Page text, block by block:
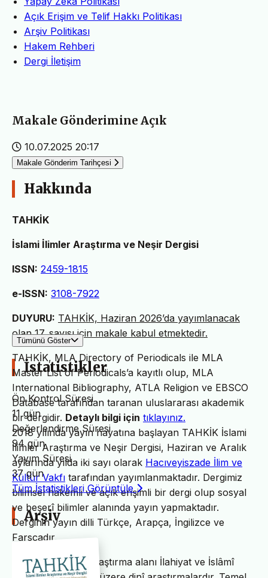
Açık Erişim ve Telif Hakkı Politikası
Arşiv Politikası
Hakem Rehberi
Dergi İletişim
Makale Gönderimine Açık
10.07.2025 20:17
Makale Gönderim Tarihçesi
Hakkında
TAHKİK
İslami İlimler Araştırma ve Neşir Dergisi
ISSN: 2459-1815
e-ISSN: 3108-7922
DUYURU: TAHKİK, Haziran 2026’da yayımlanacak
olan 17. sayısı için makale kabul etmektedir.
TAHKİK, MLA Directory of Periodicals ile MLA
Master List of Periodicals’a kayıtlı olup, MLA
International Bibliography, ATLA Religion ve EBSCO
Database tarafından taranan uluslararası akademik
bir dergidir. Detaylı bilgi için tıklayınız.
2018 yılında yayın hayatına başlayan TAHKİK İslami
İlimler Araştırma ve Neşir Dergisi, Haziran ve Aralık
aylarında yılda iki sayı olarak Hacıveyiszade İlim ve
Kültür Vakfı tarafından yayımlanmaktadır. Dergimiz
bilimsel hakemli ve açık erişimli bir dergi olup sosyal
ve beşerî bilimler alanında yayın yapmaktadır.
Derginin yayın dilli Türkçe, Arapça, İngilizce ve
Farsçadır.
TAHKİK’in temel araştırma alanı İlahiyat ve İslâmî
Tümünü Göster
İstatistikler
Ön Kontrol Süresi
11 gün
Değerlendirme Süresi
94 gün
Yayım Süresi
37 gün
Tüm İstatistikleri Görüntüle
Arşiv